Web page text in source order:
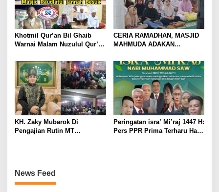
Khotmil Qur’an Bil Ghaib
Warnai Malam Nuzulul Qur’an
Jannah Besuk
CERIA RAMADHAN, MASJID
MAHMUDA ADAKAN
KH. Zaky Mubarok Di
Pengajian Rutin MT
Peringatan isra’ Mi’raj 1447 H:
Pers PPR Prima Terharu Hati
News Feed